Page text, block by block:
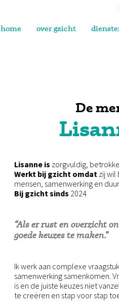
home over gzicht
De
Lisanneis zorgvuldig,
Werkt bij gzicht omdatzij
mensen, samenwerking en
Bij gzicht sinds 2024
“Als er rust en overzicht
goede keuzes te maken.”
Ik werk aan complexe
samenwerking samenkomen.
is en de juiste keuzes niet
te creëren en stap voor stap